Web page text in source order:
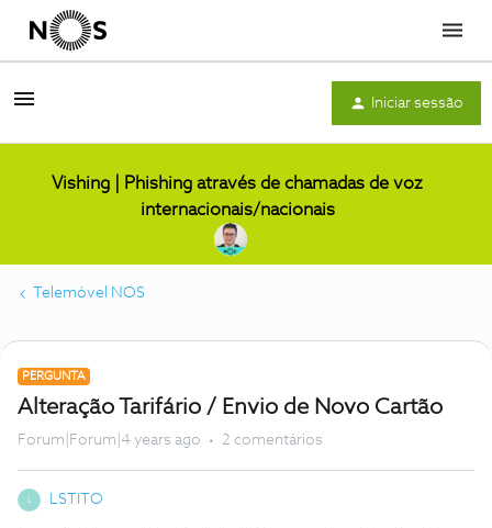
Menu
Iniciar sessão
Vishing | Phishing através de chamadas de voz
internacionais/nacionais
Telemóvel NOS
PERGUNTA
Alteração Tarifário / Envio de Novo Cartão
Forum|Forum|4 years ago 2 comentários
LSTITO